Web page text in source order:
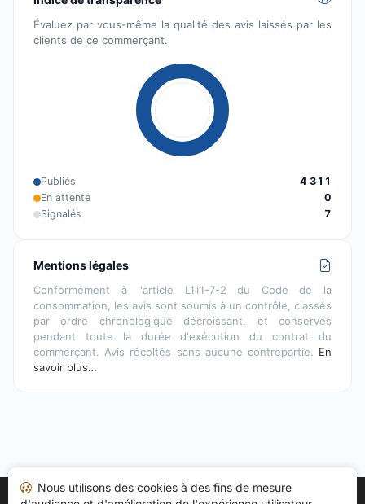
Évaluez par vous-même la qualité des avis laissés par les
clients de ce commerçant.
Publiés
4 311
En attente
0
Signalés
7
Mentions légales
Conformément à l'article L111-7-2 du Code de la
consommation, les avis sont soumis à un contrôle, classés
par ordre chronologique décroissant, et conservés
pendant toute la durée d'exécution du contrat du
commerçant. Avis récoltés sans aucune contrepartie. En
savoir plus…
Nous utilisons des cookies à des fins de mesure